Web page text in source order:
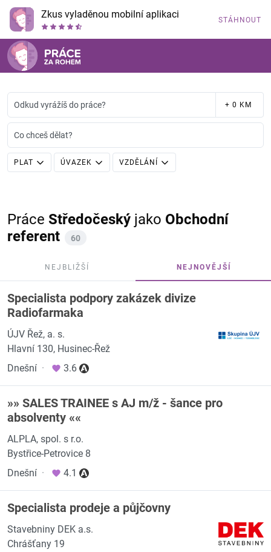
Zkus vyladěnou mobilní aplikaci STÁHNOUT
Odkud vyrážíš do práce? + 0 KM
Co chceš dělat?
PLAT ÚVAZEK VZDĚLÁNÍ
Práce Středočeský jako Obchodní
referent
60
NEJBLIŽŠÍ NEJNOVĚJŠÍ
Specialista podpory zakázek divize
Radiofarmaka
ÚJV Řež, a. s.
Hlavní 130, Husinec-Řež
Dnešní · 3.6
»» SALES TRAINEE s AJ m/ž - šance pro
absolventy ««
ALPLA, spol. s r.o.
Bystřice-Petrovice 8
Dnešní · 4.1
Specialista prodeje a půjčovny
Stavebniny DEK a.s.
Chrášťany 19